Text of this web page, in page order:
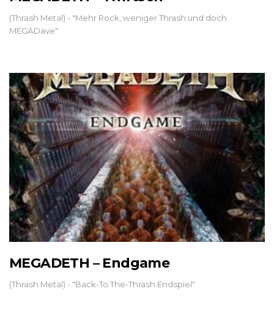
(Thrash Metal) - "Mehr Rock, weniger Thrash und doch
MEGADave"
MEGADETH – Endgame
(Thrash Metal) - "Back-To The-Thrash Endspiel"